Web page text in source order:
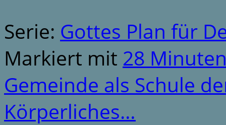
Serie: Gottes Plan für
Markiert mit 28
Gemeinde als Schule
Körperliches…